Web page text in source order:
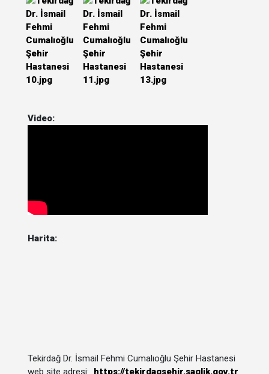
Video:
Harita:
Tekirdağ Dr. İsmail Fehmi Cumalıoğlu Şehir Hastanesi
web site adresi: https://tekirdagsehir.saglik.gov.tr